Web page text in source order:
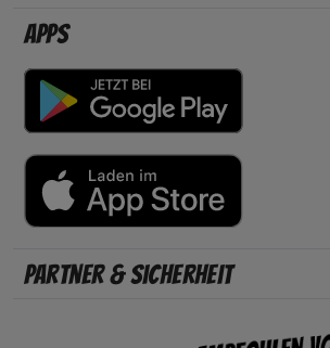
Apps
Partner & Sicherheit